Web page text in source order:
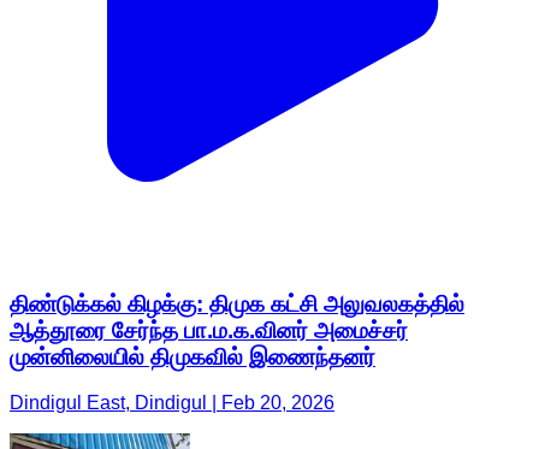
திண்டுக்கல் கிழக்கு: திமுக கட்சி அலுவலகத்தில்
ஆத்தூரை சேர்ந்த பா.ம.க.வினர் அமைச்சர்
முன்னிலையில் திமுகவில் இணைந்தனர்
Dindigul East, Dindigul | Feb 20, 2026